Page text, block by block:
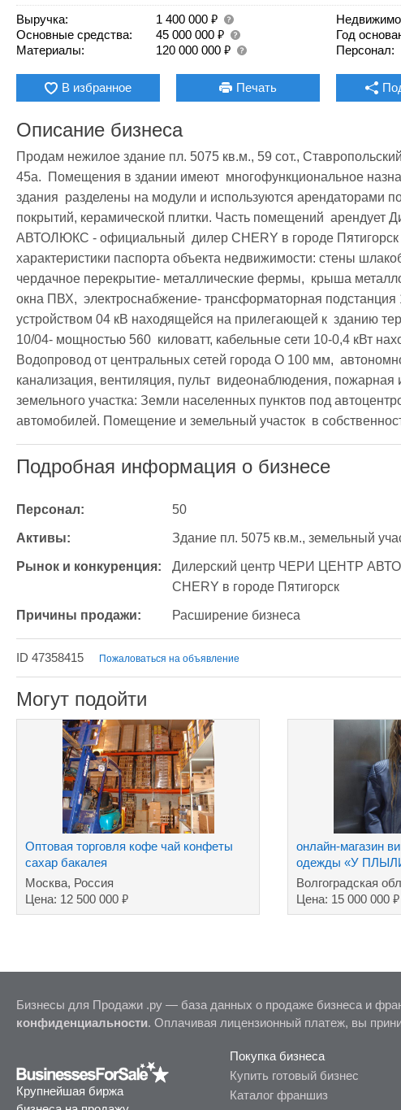
Выручка: 1 400 000₽
Основные средства: 45 000 000₽
Материалы: 120 000 000₽
Год
Персонал:
В избранное Печать
Описание бизнеса
Продам нежилое здание пл. 5075 кв.м., 59 сот.,
45а.  Помещения в здании имеют  многофункциональное
здания  разделены на модули и используются арендаторами
покрытий, керамической плитки. Часть помещений
АВТОЛЮКС - официальный  дилер CHERY в городе Пятигорск
характеристики паспорта объекта недвижимости: стены
чердачное перекрытие- металлические фермы,  крыша
окна ПВХ,  электроснабжение- трансформаторная
устройством 04 кВ находящейся на прилегающей к  зданию
10/04- мощностью 560  киловатт, кабельные сети 10-0,4 кВт
Водопровод от центральных сетей города O 100 мм,
канализация, вентиляция, пульт  видеонаблюдения,
земельного участка: Земли населенных пунктов под
автомобилей. Помещение и земельный участок  в
Подробная информация о бизнесе
Персонал: 50
Активы: Здание пл. 5075 кв.м., земельный
Рынок и конкуренция:
Дилерский центр ЧЕРИ ЦЕНТР
CHERY в городе Пятигорск
Причины продажи: Расширение бизнеса
ID 47358415 Пожаловаться на объявление
Могут подойти
Оптовая торговля кофе чай конфеты
сахар бакалея
Москва, Россия
Цена: 12 500 000 ₽
онлайн-магазин
одежды «У
Волгоградская
Цена: 15 000 000₽
Бизнесы для Продажи .ру — база данных о продаже бизнеса и
конфиденциальности. Оплачивая лицензионный платеж, вы
Крупнейшая биржа
Покупка бизнеса
Купить готовый бизнес
Каталог франшиз